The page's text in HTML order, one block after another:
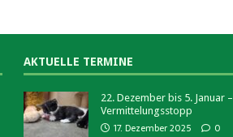
AKTUELLE TERMINE
22. Dezember bis 5. Januar –
Vermittelungsstopp
17. Dezember 2025 0